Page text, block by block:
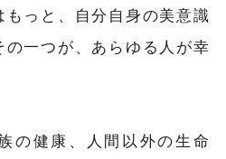
っと、自分自身の美意識
の一つが、あらゆる人が幸
の健康、人間以外の生命